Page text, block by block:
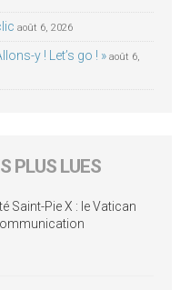
août 6, 2026
y ! Let’s go ! » août 6,
PLUS LUES
Saint-Pie X : le Vatican